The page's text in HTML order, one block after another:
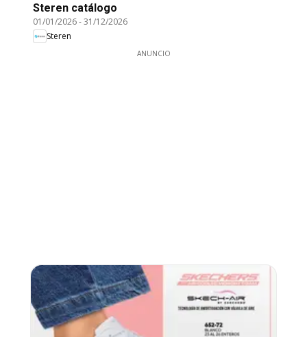
Steren catálogo
01/01/2026-31/12/2026
Steren
ANUNCIO